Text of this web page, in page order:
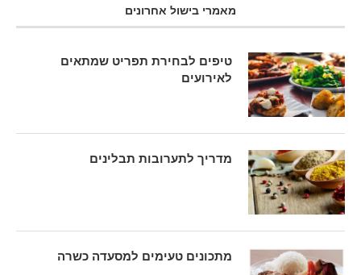
מאמרי בישול אחרונים
טיפים לבחירת תפריט שמתאים
לאירועים
מדריך לתערובות תבלינים
מתכונים טעימים למסעדה כשרה